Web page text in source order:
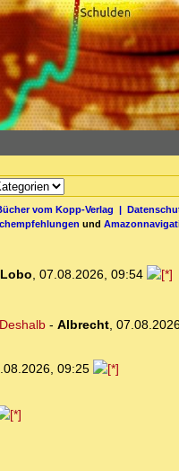
vom Kopp-Verlag |
und
Lobo, 07.08.2026, 09:54
- Albrecht,
09:25